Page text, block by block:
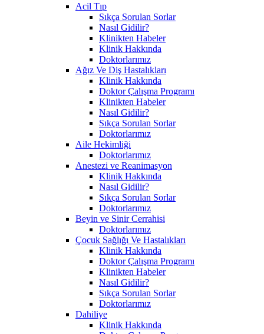
Acil Tıp
Sıkça Sorulan Sorlar
Nasıl Gidilir?
Klinikten Habeler
Klinik Hakkında
Doktorlarımız
Ağız Ve Diş Hastalıkları
Klinik Hakkında
Doktor Çalışma Programı
Klinikten Habeler
Nasıl Gidilir?
Sıkça Sorulan Sorlar
Doktorlarımız
Aile Hekimliği
Doktorlarımız
Anestezi ve Reanimasyon
Klinik Hakkında
Nasıl Gidilir?
Sıkça Sorulan Sorlar
Doktorlarımız
Beyin ve Sinir Cerrahisi
Doktorlarımız
Çocuk Sağlığı Ve Hastalıkları
Klinik Hakkında
Doktor Çalışma Programı
Klinikten Habeler
Nasıl Gidilir?
Sıkça Sorulan Sorlar
Doktorlarımız
Dahiliye
Klinik Hakkında